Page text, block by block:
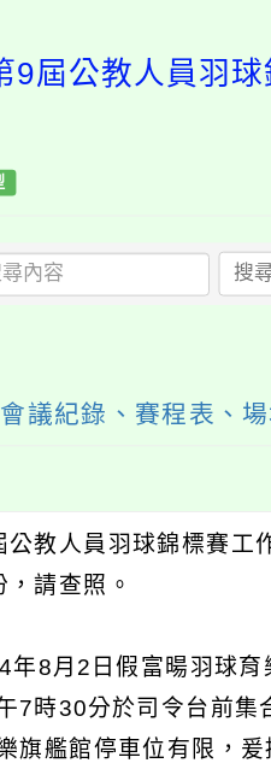
屆公教人員羽
搜
議紀錄、賽程表、
公教人員羽球錦標賽工
請查照。
年8月2日假富暘羽球
7時30分於司令台前集
旗艦館停車位有限，